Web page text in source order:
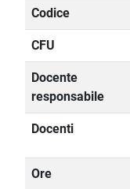
Codice
CFU
Docente
responsabile
Docenti
Ore